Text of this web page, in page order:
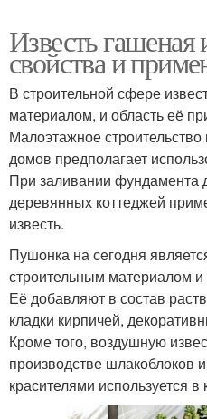
Известь гашеная
свойства и
В строительной сфере
материалом, и область её
Малоэтажное
домов предполагает
При заливании фундамента
деревянных коттеджей
известь.
Пушонка на сегодня
строительным материалом
Её добавляют в состав
кладки кирпичей,
Кроме того, воздушную
производстве шлакоблоков
красителями используется в